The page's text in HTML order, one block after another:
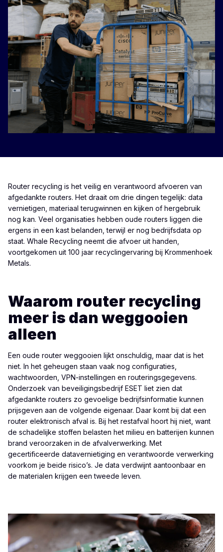
Router recycling is het veilig en verantwoord afvoeren van
afgedankte routers. Het draait om drie dingen tegelijk: data
vernietigen, materiaal terugwinnen en kijken of hergebruik
nog kan. Veel organisaties hebben oude routers liggen die
ergens in een kast belanden, terwijl er nog bedrijfsdata op
staat. Whale Recycling neemt die afvoer uit handen,
voortgekomen uit 100 jaar recyclingervaring bij Krommenhoek
Metals.
Waarom router recycling
meer is dan weggooien
alleen
Een oude router weggooien lijkt onschuldig, maar dat is het
niet. In het geheugen staan vaak nog configuraties,
wachtwoorden, VPN-instellingen en routeringsgegevens.
Onderzoek van beveiligingsbedrijf ESET liet zien dat
afgedankte routers zo gevoelige bedrijfsinformatie kunnen
prijsgeven aan de volgende eigenaar. Daar komt bij dat een
router elektronisch afval is. Bij het restafval hoort hij niet, want
de schadelijke stoffen belasten het milieu en batterijen kunnen
brand veroorzaken in de afvalverwerking. Met
gecertificeerde datavernietiging en verantwoorde verwerking
voorkom je beide risico’s. Je data verdwijnt aantoonbaar en
de materialen krijgen een tweede leven.